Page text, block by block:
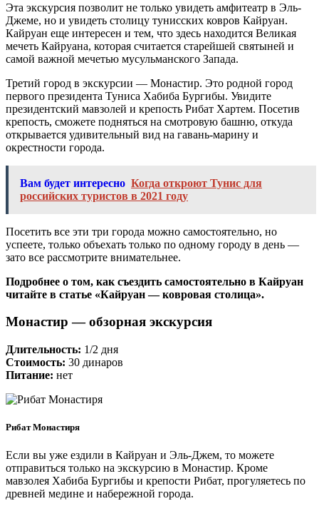
Эта экскурсия позволит не только увидеть амфитеатр в Эль-
Джеме, но и увидеть столицу тунисских ковров Кайруан.
Кайруан еще интересен и тем, что здесь находится Великая
мечеть Кайруана, которая считается старейшей святыней и
самой важной мечетью мусульманского Запада.
Третий город в экскурсии — Монастир. Это родной город
первого президента Туниса Хабиба Бургибы. Увидите
президентский мавзолей и крепость Рибат Хартем. Посетив
крепость, сможете подняться на смотровую башню, откуда
открывается удивительный вид на гавань-марину и
окрестности города.
Вам будет интересно Когда откроют Тунис для
российских туристов в 2021 году
Посетить все эти три города можно самостоятельно, но
успеете, только объехать только по одному городу в день —
зато все рассмотрите внимательнее.
Подробнее о том, как съездить самостоятельно в Кайруан
читайте в статье «Кайруан — ковровая столица».
Монастир — обзорная экскурсия
Длительность: 1/2 дня
Стоимость: 30 динаров
Питание: нет
Рибат Монастиря
Если вы уже ездили в Кайруан и Эль-Джем, то можете
отправиться только на экскурсию в Монастир. Кроме
мавзолея Хабиба Бургибы и крепости Рибат, прогуляетесь по
древней медине и набережной города.